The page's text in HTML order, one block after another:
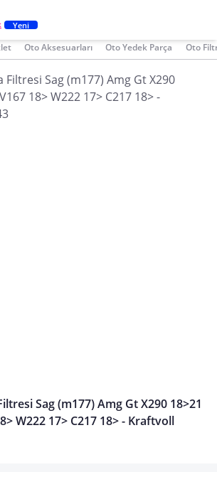
Yeni
Oto Aksesuarları Oto Yedek Parça Oto
Sag (m177) Amg Gt X290 18>21
W222 17> C217 18> - Kraftvoll